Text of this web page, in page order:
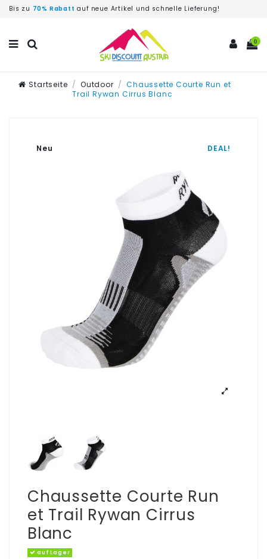
Bis zu 70% Rabatt auf neue Artikel und schnelle Lieferung!
0
Startseite Outdoor
Chaussette Courte Run et
Trail Rywan Cirrus Blanc
DEAL!
Neu
Chaussette Courte Run
et Trail Rywan Cirrus
Blanc
auf Lager